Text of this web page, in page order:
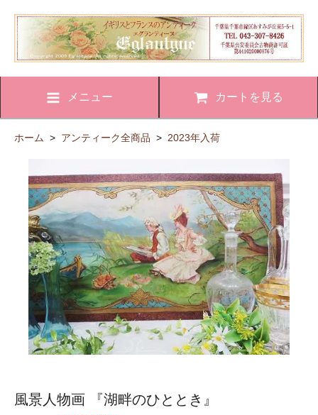
メニュー カートを見る
ホーム > アンティーク全商品 > 2023年入荷
風景人物画 『湖畔のひととき』